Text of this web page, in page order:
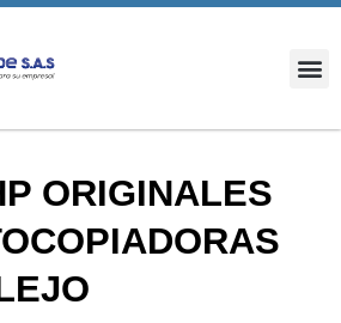
ORIGINALES